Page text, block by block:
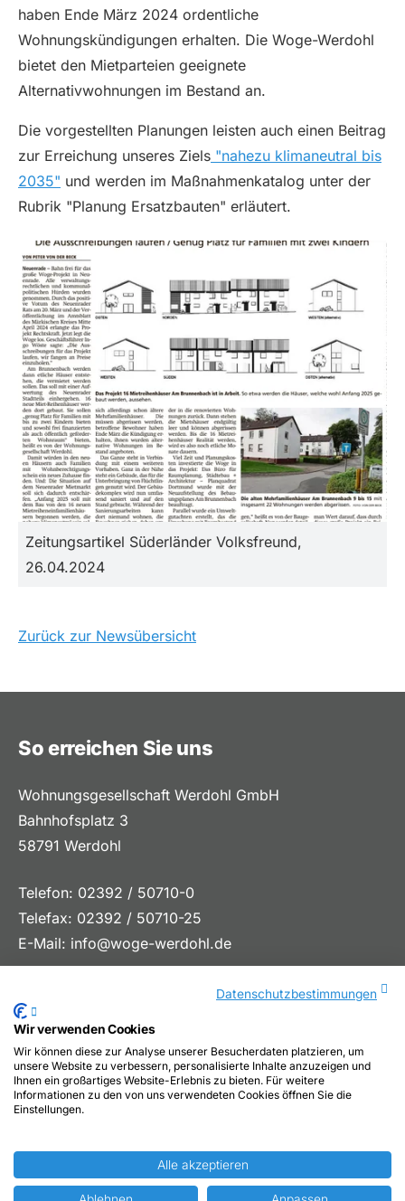
haben Ende März 2024 ordentliche
Wohnungskündigungen erhalten. Die Woge-Werdohl
bietet den Mietparteien geeignete
Alternativwohnungen im Bestand an.
Die vorgestellten Planungen leisten auch einen Beitrag
zur Erreichung unseres Ziels "nahezu klimaneutral bis
2035" und werden im Maßnahmenkatalog unter der
Rubrik "Planung Ersatzbauten" erläutert.
Zeitungsartikel Süderländer Volksfreund,
26.04.2024
Zurück zur Newsübersicht
So erreichen Sie uns
Wohnungsgesellschaft Werdohl GmbH
Bahnhofsplatz 3
58791 Werdohl
Telefon: 02392 / 50710-0
Telefax: 02392 / 50710-25
E-Mail: info@woge-werdohl.de
2026 © Woge Werdohl
Datenschutzbestimmungen
Wir verwenden Cookies
Wir können diese zur Analyse unserer Besucherdaten platzieren, um
unsere Website zu verbessern, personalisierte Inhalte anzuzeigen und
Ihnen ein großartiges Website-Erlebnis zu bieten. Für weitere
Informationen zu den von uns verwendeten Cookies öffnen Sie die
Einstellungen.
Alle akzeptieren